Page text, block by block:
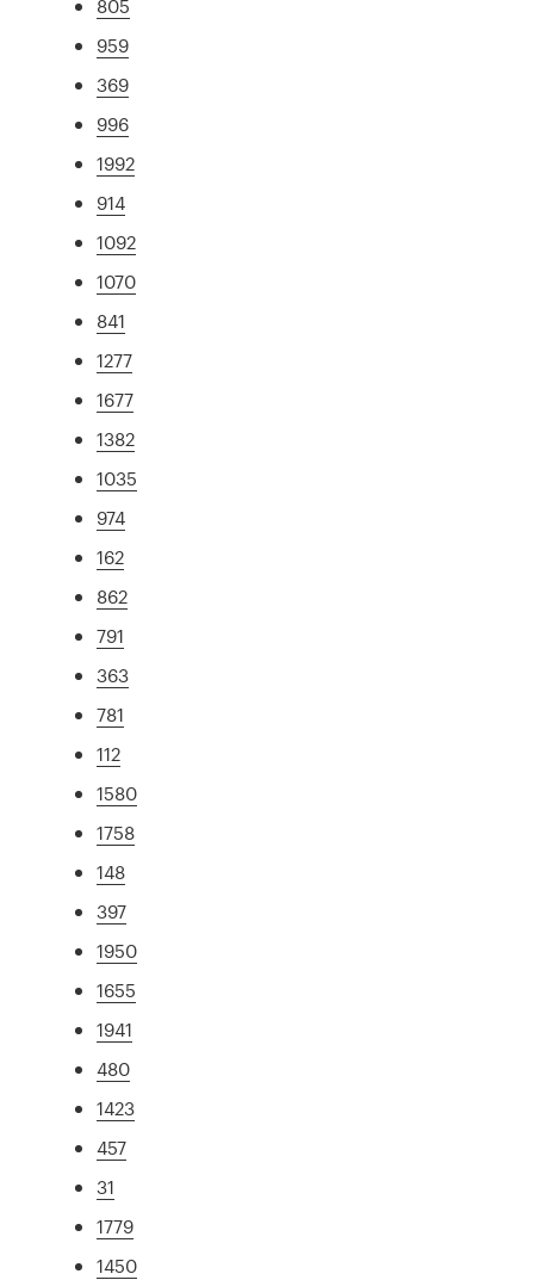
805
959
369
996
1992
914
1092
1070
841
1277
1677
1382
1035
974
162
862
791
363
781
112
1580
1758
148
397
1950
1655
1941
480
1423
457
31
1779
1450